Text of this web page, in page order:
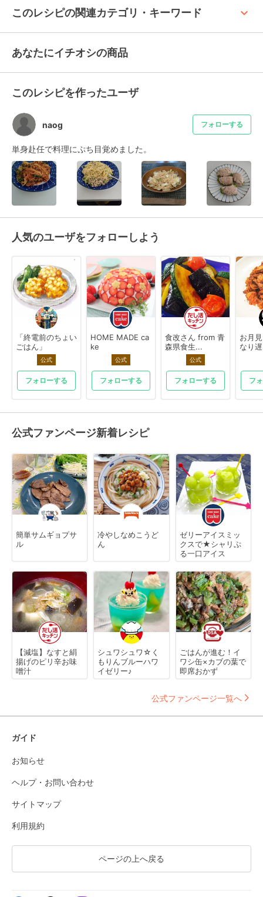
このレシピの関連カテゴリ・キーワード keyboard_arrow_up
あなたにイチオシの商品
このレシピを作ったユーザ
naog フォローする
単身赴任で料理にぷち目覚めました。
人気のユーザをフォローしよう
「終電前のちょい
ごはん」
公式
フォローする
HOME MADE ca
ke
公式
フォローする
食改さん from 青
森県食生...
公式
フォローする
お月
なり
フ
公式ファンページ新着レシピ
簡単サムギョプサ
ル
冷やしなめこうど
ん
ゼリーアイスミッ
クスで★シャリぷ
る一口アイス
【減塩】なすと絹
揚げのピリ辛お味
噌汁
シュワシュワ☆く
もりんブルーハワ
イゼリー♪
ごはんが進む！イ
ワシ缶×カブの葉で
即席おかず
公式ファンページ一覧へ
ガイド
お知らせ
ヘルプ・お問い合わせ
サイトマップ
利用規約
ページの上へ戻る